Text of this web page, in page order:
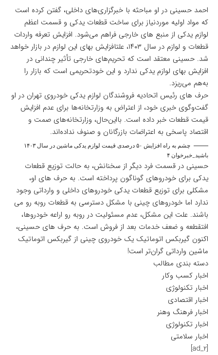
احمد حسینی در او مباحثه با خبرگزاری‌های داخلی، گفتن کرده است
که مواد اولیه موردنیاز برای ساخت قطعات یدکی و قسمت اعظم
لوازم یدکی از منبع های خارجی فراهم می‌شود. افزایش تعرفه واردات
قطعات و لوازم در سال ۱۴۰۳، علتافزایش بهای این لوازم در بازار خواهد
شد. حسینی معتقد است که تحریم‌های خارجی تأثیر چندانی در
افزایش بهای لوازم یدکی ندارد و این خودتحریمی است که بازار را
به‌هم می‌ریزد.
حرف های رئیس اتحادیه فروشندگان لوازم یدکی خودروی تهران در او
گفت‌وگوی خبری خود، از اعتراض به وزارتخانه‌ها برای عدم افزایش
قیمت قطعات خبر داده است. بااین‌حال، وزارتخانه‌های صمت و
اقتصاد پاسخی به اعتراضات بازرگانان و صنوف نداده‌اند.
چشم به راه افزایش ۵۰ درصدی قیمت لوازم یدکی ماشین در سال ۱۴۰۳
باشید_خبرخوان ۴
حسینی در قسمت فرد دیگر از سخنانش، به حالت توزیع قطعات
یدکی برای خودروهای گوناگون پرداخته است. به حرف های او،
مشکلی برای توزیع قطعات یدکی خودروهای داخلی و وارداتی وجود
ندارد اما خودروهای چینی با مشکل دسترسی به قطعات روبه رو می
باشند. علت این مشکل، عدم مسئولیت در روبه رو اراعه خودروها،
افتقطعه و ضعف خدمات بعد از فروش است. به حرف های حسینی،
اکنون گیربکس اتوماتیک یک خودروی چینی از گیربکس اتوماتیک
ماشین وارداتی گران‌تر است!
دسته بندی مطالب
اخبار کسب وکار
اخبار تکنولوژی
اخبار اقتصادی
اخبار فرهنگ وهنر
اخبار تکنولوژی
اخبار سلامتی
[ad_2]